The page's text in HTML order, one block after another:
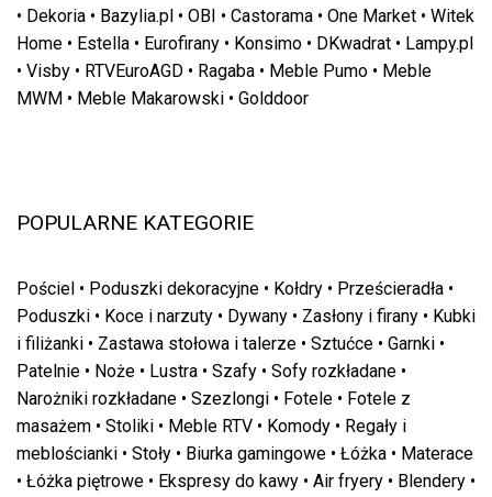
• Dekoria • Bazylia.pl • OBI • Castorama • One Market • Witek
Home • Estella • Eurofirany • Konsimo • DKwadrat • Lampy.pl
• Visby • RTVEuroAGD • Ragaba • Meble Pumo • Meble
MWM • Meble Makarowski • Golddoor
POPULARNE KATEGORIE
Pościel • Poduszki dekoracyjne • Kołdry • Prześcieradła •
Poduszki • Koce i narzuty • Dywany • Zasłony i firany • Kubki
i filiżanki • Zastawa stołowa i talerze • Sztućce • Garnki •
Patelnie • Noże • Lustra • Szafy • Sofy rozkładane •
Narożniki rozkładane • Szezlongi • Fotele • Fotele z
masażem • Stoliki • Meble RTV • Komody • Regały i
meblościanki • Stoły • Biurka gamingowe • Łóżka • Materace
• Łóżka piętrowe • Ekspresy do kawy • Air fryery • Blendery •